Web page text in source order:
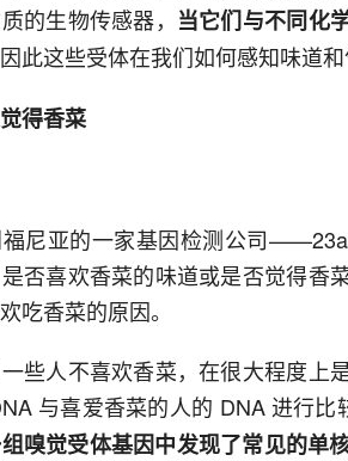
的生物传感器， 当它们与不同化
此这些受体在我们如何感知味道和
得香菜
尼亚的一家基因检测公司
否喜欢香菜的味道或是否觉得香
吃香菜的原因。
些人不喜欢香菜，在很大程度上
与喜爱香菜的人的 DNA 进行比
嗅觉受体基因中发现了常见的单